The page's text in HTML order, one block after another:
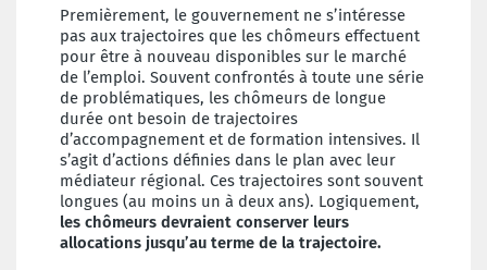
Premièrement, le gouvernement ne s’intéresse
pas aux trajectoires que les chômeurs effectuent
pour être à nouveau disponibles sur le marché
de l’emploi. Souvent confrontés à toute une série
de problématiques, les chômeurs de longue
durée ont besoin de trajectoires
d’accompagnement et de formation intensives. Il
s’agit d’actions définies dans le plan avec leur
médiateur régional. Ces trajectoires sont souvent
longues (au moins un à deux ans). Logiquement,
les chômeurs devraient conserver leurs
allocations jusqu’au terme de la trajectoire.